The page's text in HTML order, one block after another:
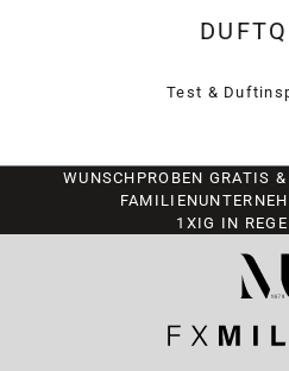
Test &
WUNSCHPROBEN GRATIS
1XIG IN